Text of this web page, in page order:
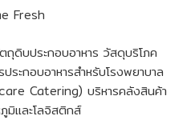
Fresh
บประกอบอาหาร วัสดุบริโภค
ระกอบอาหารสำหรับโรงพยาบาล
Catering) บริหารคลังสินค้า
และโลจิสติกส์